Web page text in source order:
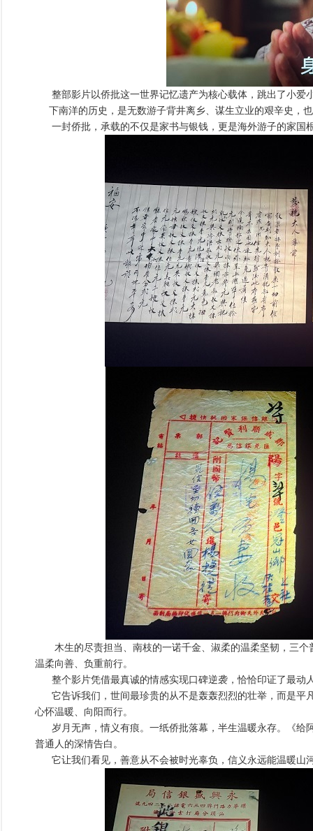
整部影片以侨批这一世界记忆遗产为核心载体，跳出了小
下南洋的历史，是无数游子背井离乡、谋生立业的艰辛史，
一封侨批，承载的不仅是家书与银钱，更是海外游子的家国
木生的尽责担当、南枝的一诺千金、淑柔的温柔坚韧，三
温柔向善、负重前行。
整个影片凭借最真诚的情感实现口碑逆袭，恰恰印证了最动
它告诉我们，世间最珍贵的从不是轰轰烈烈的壮举，而是平
心怀温暖、向阳而行。
岁月无声，情义有痕。一纸侨批落幕，半生温暖永存。《给
普通人的深情告白。
它让我们看见，善意从不会被时光辜负，信义永远能温暖山